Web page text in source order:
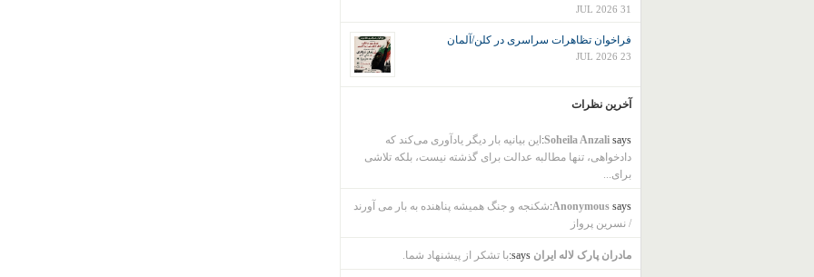
31 JUL 2026
فراخوان تظاهرات سراسری در کلن/آلمان
23 JUL 2026
آخرین نظرات
Soheila Anzalisays:
این بیانیه بار دیگر یادآوری می‌کند که
دادخواهی، تنها مطالبه عدالت برای گذشته نیست، بلکه تلاشی
برای...
Anonymoussays:
شکنجه و جنگ همیشه پناهنده به بار می آورند
/ نسرین پرواز
مادران پارک لاله ایران says: با تشکر از پیشنهاد شما.